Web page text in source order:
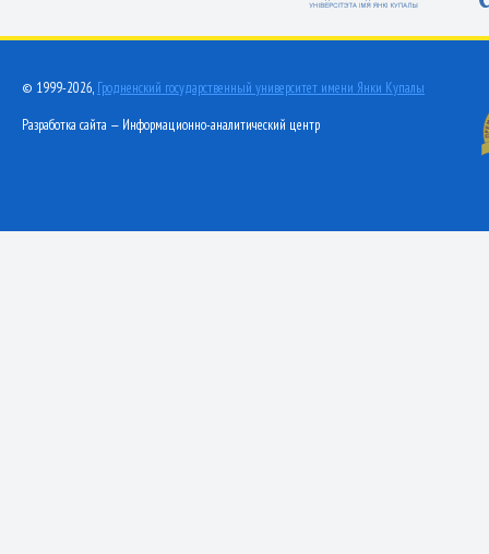
© 1999-2026, Гродненский государственный университет имени Янки Купалы
Разработка сайта — Информационно-аналитический центр